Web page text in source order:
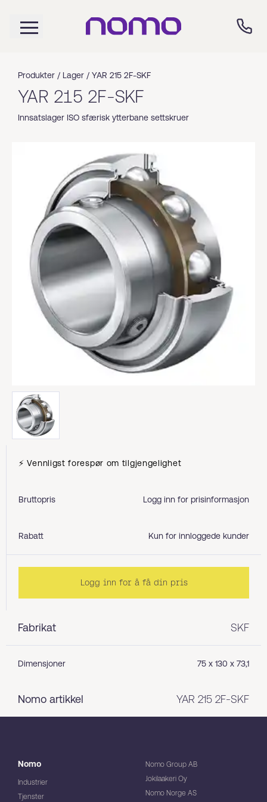
Produkter / Lager / YAR 215 2F-SKF
YAR 215 2F-SKF
Innsatslager ISO sfærisk ytterbane settskruer
Fabrikat SKF
Dimensjoner 75 x 130 x 73,1
Nomo artikkel YAR 215 2F-SKF
⚡ Vennligst forespør om tilgjengelighet
Bruttopris Logg inn for prisinformasjon
Rabatt Kun for innloggede kunder
Logg inn for å få din pris
Nomo
Industrier
Tjenster
Nomo Group AB
Jokilaakeri Oy
Nomo Norge AS